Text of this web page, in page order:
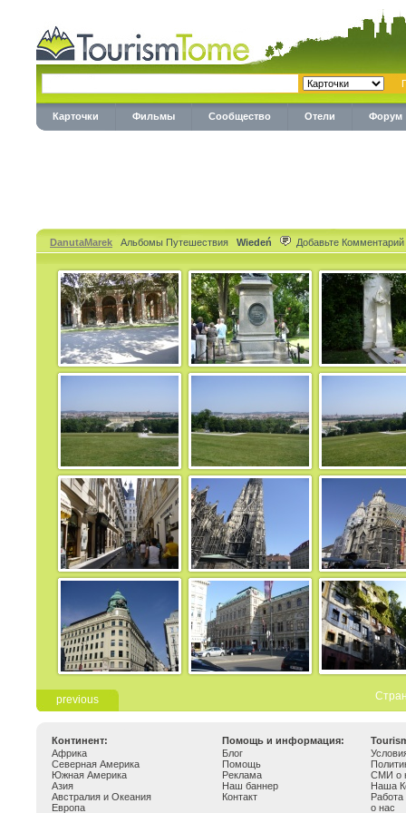
Карточки Фильмы Сообщество Отели Форум
DanutaMarek Альбомы Путешествия Wiedeń Добавьте Комментарий
previous
Континент: Помощь и информация:
Африка
Северная Америка
Южная Америка
Азия
Австралия и Океания
Европа
Блог
Помощь
Реклама
Наш баннер
Контакт
СМИ о
Наша
Работа
о нас